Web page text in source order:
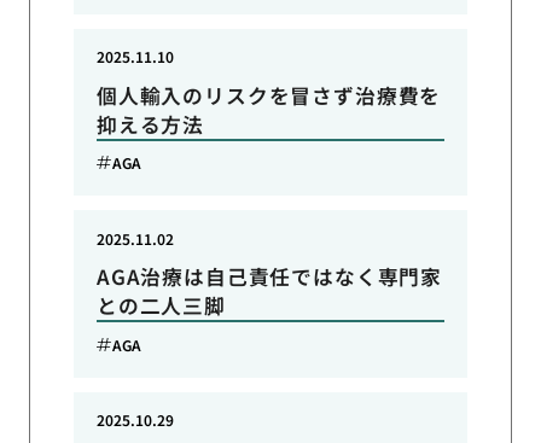
個人輸入のリスクを冒さず治療費を
抑える方法
2025.11.10
AGA
AGA治療は自己責任ではなく専門家
との二人三脚
2025.11.02
AGA
2025.10.29